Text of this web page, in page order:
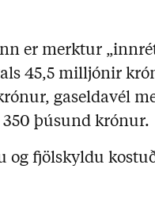
er merktur
45,5 milljónir
gaseldavél
þúsund krónur.
fjölskyldu